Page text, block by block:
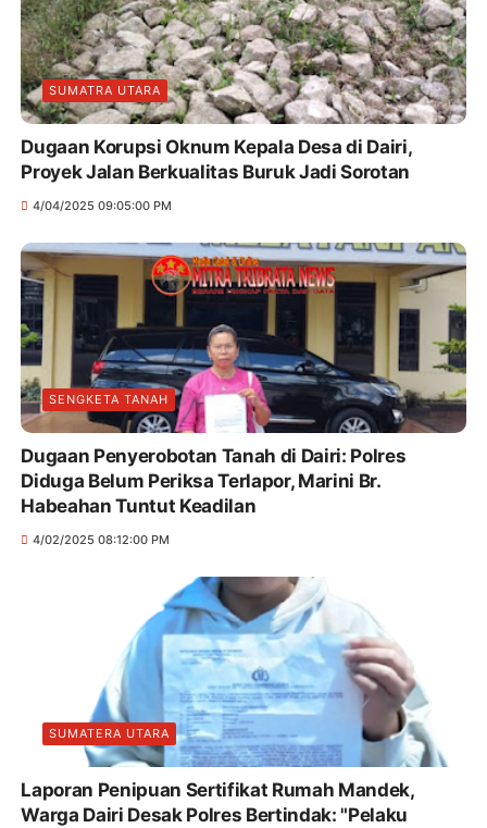
SUMATRA UTARA
Dugaan Korupsi Oknum Kepala Desa di Dairi,
Proyek Jalan Berkualitas Buruk Jadi Sorotan
4/04/2025 09:05:00 PM
SENGKETA TANAH
Dugaan Penyerobotan Tanah di Dairi: Polres
Diduga Belum Periksa Terlapor, Marini Br.
Habeahan Tuntut Keadilan
4/02/2025 08:12:00 PM
SUMATERA UTARA
Laporan Penipuan Sertifikat Rumah Mandek,
Warga Dairi Desak Polres Bertindak: "Pelaku